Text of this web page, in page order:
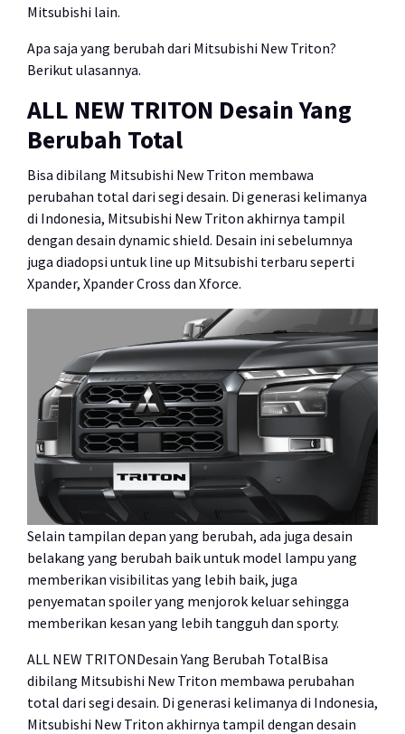
Mitsubishi lain.
Apa saja yang berubah dari Mitsubishi New Triton?
Berikut ulasannya.
ALL NEW TRITON Desain Yang
Berubah Total
Bisa dibilang Mitsubishi New Triton membawa
perubahan total dari segi desain. Di generasi kelimanya
di Indonesia, Mitsubishi New Triton akhirnya tampil
dengan desain dynamic shield. Desain ini sebelumnya
juga diadopsi untuk line up Mitsubishi terbaru seperti
Xpander, Xpander Cross dan Xforce.
Selain tampilan depan yang berubah, ada juga desain
belakang yang berubah baik untuk model lampu yang
memberikan visibilitas yang lebih baik, juga
penyematan spoiler yang menjorok keluar sehingga
memberikan kesan yang lebih tangguh dan sporty.
ALL NEW TRITONDesain Yang Berubah TotalBisa
dibilang Mitsubishi New Triton membawa perubahan
total dari segi desain. Di generasi kelimanya di Indonesia,
Mitsubishi New Triton akhirnya tampil dengan desain